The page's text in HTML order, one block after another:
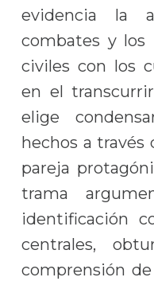
evidencia la
combates y
civiles con los
en el
elige
hechos a través
pareja
trama
identificación
centrales,
comprensión